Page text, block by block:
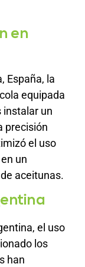
en
España, la
equipada
instalar un
precisión
el uso
un
aceitunas.
el uso
los
han